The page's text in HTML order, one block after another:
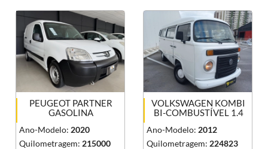
PEUGEOT PARTNER
GASOLINA
Ano-Modelo: 2020
Quilometragem: 215000
VOLKSWAGEN KOMBI
BI-COMBUSTÍVEL 1.4
Ano-Modelo: 2012
Quilometragem: 224823